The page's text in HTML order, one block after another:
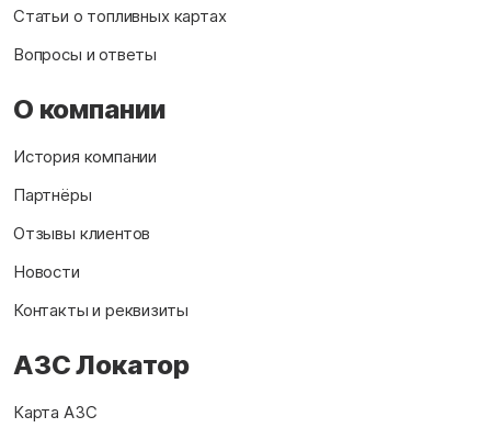
Статьи о топливных картах
Вопросы и ответы
О компании
История компании
Партнёры
Отзывы клиентов
Новости
Контакты и реквизиты
АЗС Локатор
Карта АЗС